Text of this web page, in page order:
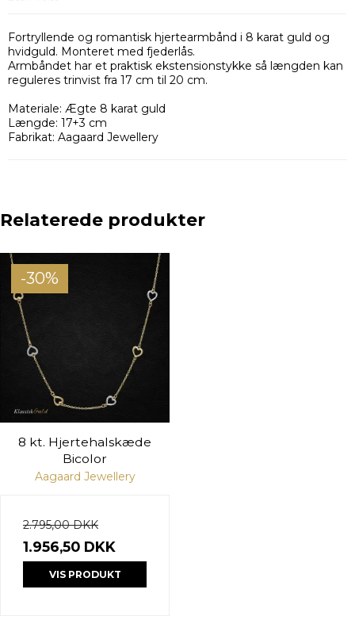
Fortryllende og romantisk hjertearmbånd i 8 karat guld og
hvidguld. Monteret med fjederlås.
Armbåndet har et praktisk ekstensionstykke så længden kan
reguleres trinvist fra 17 cm til 20 cm.
Materiale: Ægte 8 karat guld
Længde: 17+3 cm
Fabrikat: Aagaard Jewellery
Relaterede produkter
-30%
8 kt. Hjertehalskæde
Bicolor
Aagaard Jewellery
2.795,00 DKK
1.956,50 DKK
VIS PRODUKT